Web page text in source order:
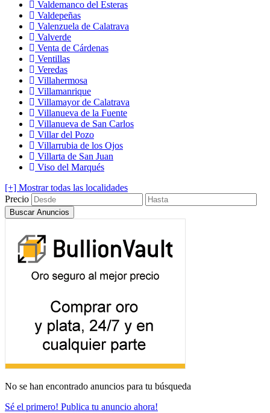
Valdemanco del Esteras
Valdepeñas
Valenzuela de Calatrava
Valverde
Venta de Cárdenas
Ventillas
Veredas
Villahermosa
Villamanrique
Villamayor de Calatrava
Villanueva de la Fuente
Villanueva de San Carlos
Villar del Pozo
Villarrubia de los Ojos
Villarta de San Juan
Viso del Marqués
[+] Mostrar todas las localidades
Precio
No se han encontrado anuncios para tu búsqueda
Sé el primero! Publica tu anuncio ahora!